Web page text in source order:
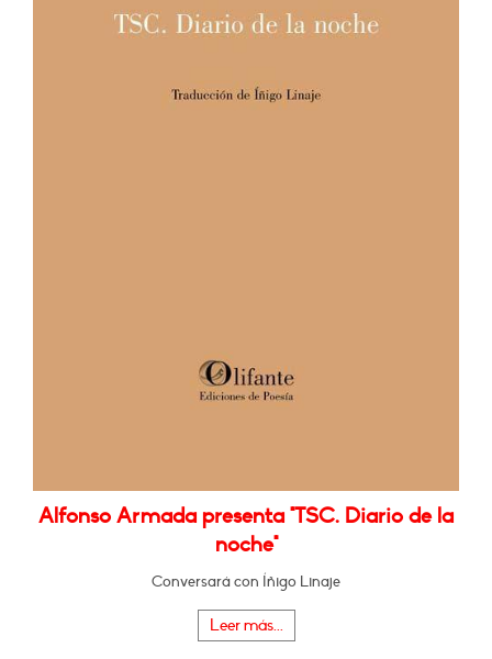
Alfonso Armada presenta "TSC. Diario de la
noche"
Conversará con Íñigo Linaje
Leer más...